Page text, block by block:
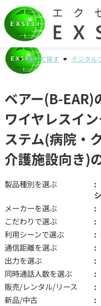
種別で探す デジタル
ベアー(B-EAR)
ワイヤレスイ
ステム(病院・
介護施設向き)
製品種別を選ぶ
メーカーを選ぶ
こだわりで選ぶ
利用シーンで選ぶ
通信距離を選ぶ
出力を選ぶ
同時通話人数を選ぶ
販売/レンタル/リース
新品/中古